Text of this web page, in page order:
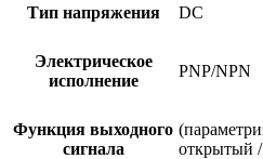
Тип напряжения DC
Электрическое
исполнение
PNP/NPN
Функция выходного
сигнала
открытый